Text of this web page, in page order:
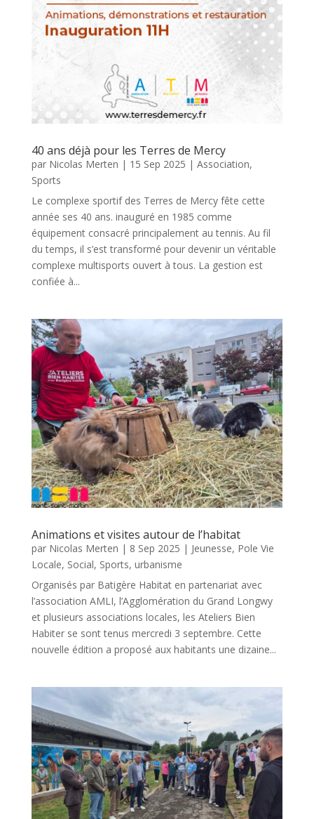
40 ans déjà pour les Terres de Mercy
par Nicolas Merten | 15 Sep 2025 | Association,
Sports
Le complexe sportif des Terres de Mercy fête cette
année ses 40 ans. inauguré en 1985 comme
équipement consacré principalement au tennis. Au fil
du temps, il s’est transformé pour devenir un véritable
complexe multisports ouvert à tous. La gestion est
confiée à...
Animations et visites autour de l’habitat
par Nicolas Merten | 8 Sep 2025 | Jeunesse, Pole Vie
Locale, Social, Sports, urbanisme
Organisés par Batigère Habitat en partenariat avec
l’association AMLI, l’Agglomération du Grand Longwy
et plusieurs associations locales, les Ateliers Bien
Habiter se sont tenus mercredi 3 septembre. Cette
nouvelle édition a proposé aux habitants une dizaine...